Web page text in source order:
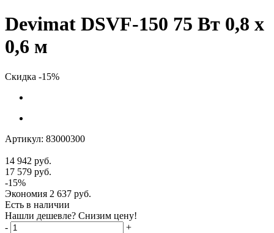
Devimat DSVF-150 75 Вт 0,8 x
0,6 м
Скидка -15%
Артикул: 83000300
14 942 руб.
17 579 руб.
-15%
Экономия 2 637 руб.
Есть в наличии
Нашли дешевле? Снизим цену!
-
+